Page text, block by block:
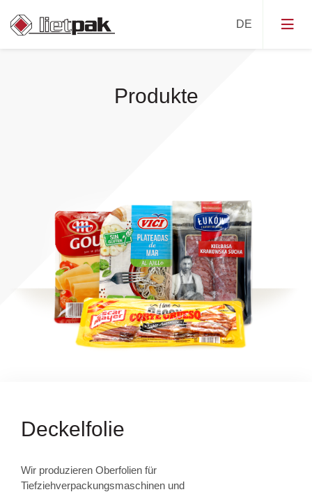
DeckelfolieProdukte
Deckelfolie
Wir produzieren Oberfolien für
Tiefziehverpackungsmaschinen und